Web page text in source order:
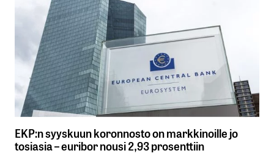
EKP:n syyskuun koronnosto on markkinoille jo
tosiasia – euribor nousi 2,93 prosenttiin